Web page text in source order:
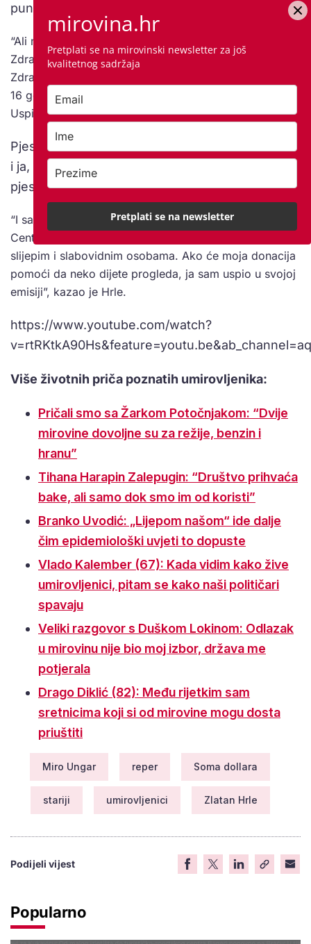
puno izlazio.
“Ali na Uspinjači sam se davnih godina sprijateljio sa
Zdravkom Delavecom, koji tamo radi već 30 godina.
Zdravko je u mom prvom bendu Venera, gdje sam sa
16 godina svirao bubnjeve, bio je pjevač i tekstopisac.
Uspinjača čini dobar dio mog života” – kaže Hrle.
Pjesma je na kraju dobila službeni naziv ‘Zagreb
i ja, šmekera dva’. Hrle je sav osobni prihod od
pjesme donirao u humanitarne svrhe:
“I sav osobni prihod, autorski i izvođački sam donirao
Centru za odgoj i obrazovanje Vinko Bek, za pomoć
slijepim i slabovidnim osobama. Ako će moja donacija
pomoći da neko dijete progleda, ja sam uspio u svojoj
emisiji”, kazao je Hrle.
https://www.youtube.com/watch?
Više životnih priča poznatih umirovljenika:
Pričali smo sa Žarkom Potočnjakom: “Dvije
mirovine dovoljne su za režije, benzin i
hranu”
Tihana Harapin Zalepugin: “Društvo prihvaća
bake, ali samo dok smo im od koristi”
Branko Uvodić: „Lijepom našom“ ide dalje
čim epidemiološki uvjeti to dopuste
Vlado Kalember (67): Kada vidim kako žive
umirovljenici, pitam se kako naši političari
spavaju
Veliki razgovor s Duškom Lokinom: Odlazak
u mirovinu nije bio moj izbor, država me
potjerala
Drago Diklić (82): Među rijetkim sam
sretnicima koji si od mirovine mogu dosta
priuštiti
Miro Ungar reper Soma dollara
stariji umirovljenici Zlatan Hrle
Podijeli vijest
Popularno
mirovina.hr
Pretplati se na mirovinski newsletter za još
kvalitetnog sadržaja
Pretplati se na newsletter